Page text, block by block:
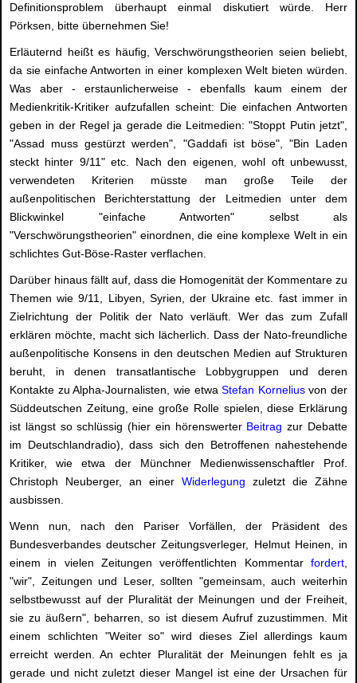
Definitionsproblem überhaupt einmal diskutiert würde. Herr
Pörksen, bitte übernehmen Sie!
Erläuternd heißt es häufig, Verschwörungstheorien seien beliebt,
da sie einfache Antworten in einer komplexen Welt bieten würden.
Was aber - erstaunlicherweise - ebenfalls kaum einem der
Medienkritik-Kritiker aufzufallen scheint: Die einfachen Antworten
geben in der Regel ja gerade die Leitmedien: "Stoppt Putin jetzt",
"Assad muss gestürzt werden", "Gaddafi ist böse", "Bin Laden
steckt hinter 9/11" etc. Nach den eigenen, wohl oft unbewusst,
verwendeten Kriterien müsste man große Teile der
außenpolitischen Berichterstattung der Leitmedien unter dem
Blickwinkel "einfache Antworten" selbst als
"Verschwörungstheorien" einordnen, die eine komplexe Welt in ein
schlichtes Gut-Böse-Raster verflachen.
Darüber hinaus fällt auf, dass die Homogenität der Kommentare zu
Themen wie 9/11, Libyen, Syrien, der Ukraine etc. fast immer in
Zielrichtung der Politik der Nato verläuft. Wer das zum Zufall
erklären möchte, macht sich lächerlich. Dass der Nato-freundliche
außenpolitische Konsens in den deutschen Medien auf Strukturen
beruht, in denen transatlantische Lobbygruppen und deren
Kontakte zu Alpha-Journalisten, wie etwaStefan Korneliusvon der
Süddeutschen Zeitung, eine große Rolle spielen, diese Erklärung
ist längst so schlüssig (hier ein hörenswerter Beitrag zur Debatte
im Deutschlandradio), dass sich den Betroffenen nahestehende
Kritiker, wie etwa der Münchner Medienwissenschaftler Prof.
Christoph Neuberger, an einer Widerlegung zuletzt die Zähne
ausbissen.
Wenn nun, nach den Pariser Vorfällen, der Präsident des
Bundesverbandes deutscher Zeitungsverleger, Helmut Heinen, in
einem in vielen Zeitungen veröffentlichten Kommentar fordert
"wir", Zeitungen und Leser, sollten "gemeinsam, auch weiterhin
selbstbewusst auf der Pluralität der Meinungen und der Freiheit,
sie zu äußern", beharren, so ist diesem Aufruf zuzustimmen. Mit
einem schlichten "Weiter so" wird dieses Ziel allerdings kaum
erreicht werden. An echter Pluralität der Meinungen fehlt es ja
gerade und nicht zuletzt dieser Mangel ist eine der Ursachen für